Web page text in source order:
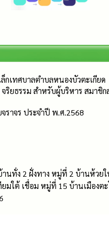
กเทศบาลตำบลหนองบัวตะเกียด
ริยธรรม สำหรับผู้บริหาร สมา
ราจร ประจำปี พ.ศ.2568
านทั่ง 2 ฝั่งทาง หมู่ที่ 2 บ้านห้วย
มใต้ เชื่อม หมู่ที่ 15 บ้านเมืองตะ